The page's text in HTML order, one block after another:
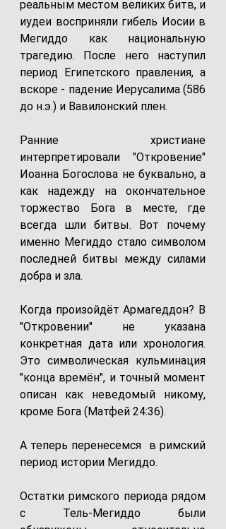
реальным местом великих битв, и
иудеи восприняли гибель Иосии в
Мегиддо как национальную
трагедию. После него наступил
период Египетского правления, а
вскоре - падение Иерусалима (586
до н.э.) и Вавилонский плен.
Ранние христиане
интерпретировали "Откровение"
Иоанна Богослова не буквально, а
как надежду на окончательное
торжество Бога в месте, где
всегда шли битвы. Вот почему
именно Мегиддо стало символом
последней битвы между силами
добра и зла.
Когда произойдёт Армагеддон? В
"Откровении" не указана
конкретная дата или хронология.
Это символическая кульминация
"конца времён", и точный момент
описан как неведомый никому,
кроме Бога (Матфей 24:36).
А теперь перенесемся  в римский
период истории Мегиддо.
Остатки римского периода рядом
с Тель-Мегиддо были